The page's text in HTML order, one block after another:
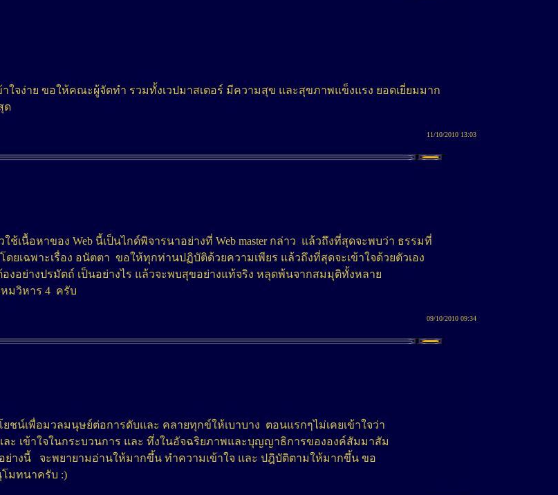
ง่าย ขอให้คณะผู้จัดทำ รวมทั้งเวปมาสเตอร์ มีความสุข และสุขภาพแข็งแรง ยอดเยี่ยมมาก
ด
11/10/2010 13:03
นื้อหาของ Web นี้เป็นไกด์พิจารนาอย่างที่ Web master กล่าว แล้วถึงที่สุดจะพบว่า ธรรมที่
เฉพาะเรื่อง อนัตตา ขอให้ทุกท่านปฏิบัติด้วยความเพียร แล้วถึงที่สุดจะเข้าใจด้วยตัวเอง
อย่างปรมัตถ์ เป็นอย่างไร แล้วจะพบสุขอย่างแท้จริง หลุดพ้นจากสมมุติทั้งหลาย
มวิหาร 4 ครับ
09/10/2010 09:34
น์เพื่อมวลมนุษย์ต่อการดับและ คลายทุกข์ให้เบาบาง ตอนแรกๆไม่เคยเข้าใจว่า
ะ เข้าใจในกระบวนการ และ ทึ่งในอัจฉริยภาพและบุญญาธิการขององค์สัมมาสัม
ย่างนี้ จะพยายามอ่านให้มากขึ้น ทำความเข้าใจ และ ปฎิบัติตามให้มากขึ้น ขอ
โมทนาครับ :)